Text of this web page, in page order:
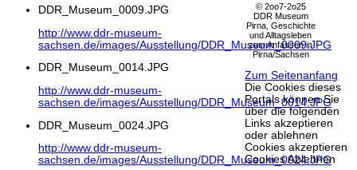
DDR_Museum_0009.JPG
http://www.ddr-museum-
sachsen.de/images/Ausstellung/DDR_Museum_0009.JPG
DDR_Museum_0014.JPG
http://www.ddr-museum-
sachsen.de/images/Ausstellung/DDR_Museum_0014.JPG
DDR_Museum_0024.JPG
http://www.ddr-museum-
sachsen.de/images/Ausstellung/DDR_Museum_0024.JPG
© 2oo7-2o25
DDR Museum
Pirna, Geschichte
und Alltagsleben
zum Anfassen in
Pirna/Sachsen
Zum Seitenanfang
Die Cookies dieses
Portals können Sie
über die folgenden
Links akzeptieren
oder ablehnen
Cookies akzeptieren
Cookies Ablehnen